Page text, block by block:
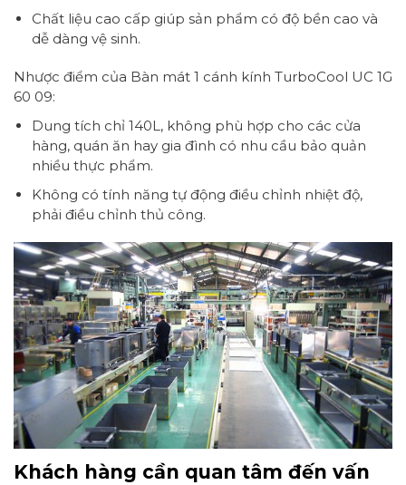
Chất liệu cao cấp giúp sản phẩm có độ bền cao và
dễ dàng vệ sinh.
Nhược điểm của Bàn mát 1 cánh kính TurboCool UC 1G
60 09:
Dung tích chỉ 140L, không phù hợp cho các cửa
hàng, quán ăn hay gia đình có nhu cầu bảo quản
nhiều thực phẩm.
Không có tính năng tự động điều chỉnh nhiệt độ,
phải điều chỉnh thủ công.
Khách hàng cần quan tâm đến vấn